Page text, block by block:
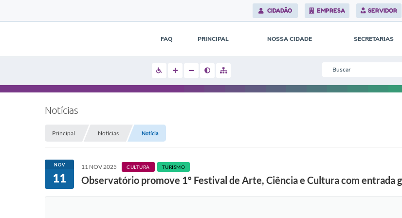
CIDADÃO EMPRESA SERVIDOR
FAQ PRINCIPAL NOSSA CIDADE SECRETARIAS
Notícias
Principal Notícias Notícia
NOV
11
11 NOV 2025 CULTURA TURISMO
Observatório promove 1º Festival de Arte, Ciência e Cultura com entrada
r
a
e
,
i
n
a
i